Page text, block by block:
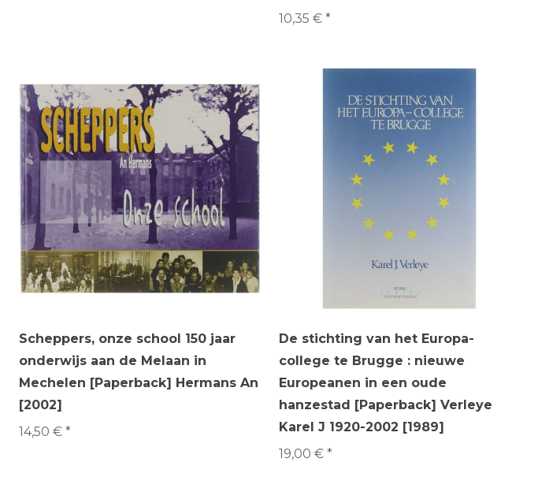
10,35 € *
Scheppers, onze school 150 jaar
onderwijs aan de Melaan in
Mechelen [Paperback] Hermans An
[2002]
14,50 € *
De stichting van het Europa-
college te Brugge : nieuwe
Europeanen in een oude
hanzestad [Paperback] Verleye
Karel J 1920-2002 [1989]
19,00 € *